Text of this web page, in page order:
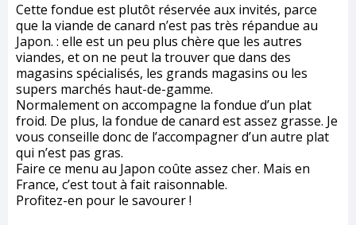
Cette fondue est plutôt réservée aux invités, parce
que la viande de canard n’est pas très répandue au
Japon. : elle est un peu plus chère que les autres
viandes, et on ne peut la trouver que dans des
magasins spécialisés, les grands magasins ou les
supers marchés haut-de-gamme.
Normalement on accompagne la fondue d’un plat
froid. De plus, la fondue de canard est assez grasse. Je
vous conseille donc de l’accompagner d’un autre plat
qui n’est pas gras.
Faire ce menu au Japon coûte assez cher. Mais en
France, c’est tout à fait raisonnable.
Profitez-en pour le savourer !